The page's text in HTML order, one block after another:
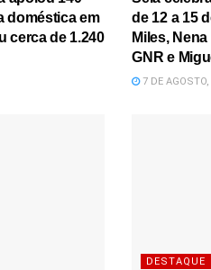
doméstica em
cerca de 1.240
de 12 a 15
Miles,
GNR e
7 DE
DESTAQUE